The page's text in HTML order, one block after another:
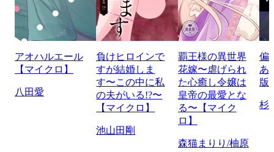
アオハルエール
【マイクロ】
八田愛
負けヒロインで
すが結婚しま
す〜この中に私
の夫がいる!?〜
【マイクロ】
池山田剛
覇王様の異世界
花嫁〜虐げられ
た心癒し令嬢は
皇帝の最愛とな
る〜【マイク
ロ】
森猫まりり/柚原
偏
あ
版
杉